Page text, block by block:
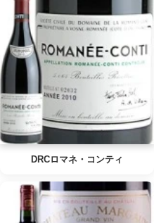
DRCロマネ・コンティ